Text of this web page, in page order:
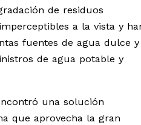
de residuos
a la vista y
fuentes de agua dulce y
de agua potable y
una solución
que aprovecha la gran